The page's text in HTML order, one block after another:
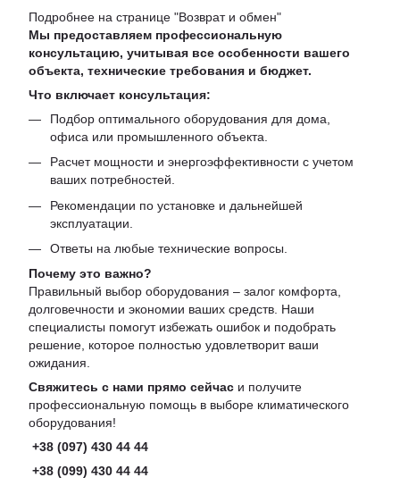
Подробнее на странице "Возврат и обмен"
Мы предоставляем профессиональную
консультацию, учитывая все особенности вашего
объекта, технические требования и бюджет.
Что включает консультация:
Подбор оптимального оборудования для дома,
офиса или промышленного объекта.
Расчет мощности и энергоэффективности с учетом
ваших потребностей.
Рекомендации по установке и дальнейшей
эксплуатации.
Ответы на любые технические вопросы.
Почему это важно?
Правильный выбор оборудования – залог комфорта,
долговечности и экономии ваших средств. Наши
специалисты помогут избежать ошибок и подобрать
решение, которое полностью удовлетворит ваши
ожидания.
Свяжитесь с нами прямо сейчас и получите
профессиональную помощь в выборе климатического
оборудования!
+38 (097) 430 44 44
+38 (099) 430 44 44